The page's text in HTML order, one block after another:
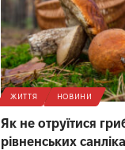
ЖИТТЯ НОВИНИ
Як не отруїтися
рівненських